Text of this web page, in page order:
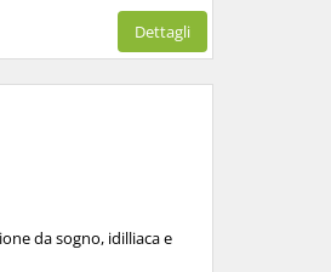
Dettagli
da sogno, idilliaca e